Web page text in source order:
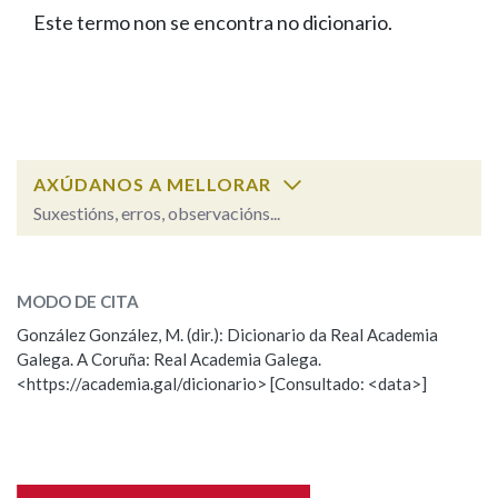
FIGURAS HOMENAXEADAS
PORTAL DAS PALABRAS
Facebook
TwitterYoutubeInstagram
Bluesky
BUSCAR NOS LEMAS
Remata por
BUSCAR NO CONTIDO
Nas definicións
Este termo non se encontra no dicionario.
AXÚDANOS A MELLORAR
Suxestións, erros, observacións...
Observación
Nome
MODO DE CITA
González González, M. (dir.): Dicionario da Real Academia
Galega. A Coruña: Real Academia Galega.
<https://academia.gal/dicionario> [Consultado: <data>]